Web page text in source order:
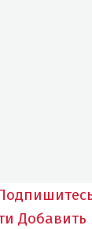
Добавить